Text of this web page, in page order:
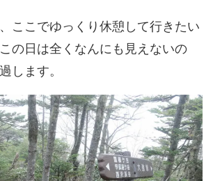
ここでゆっくり休憩して行きたい
の日は全くなんにも見えないの
します。